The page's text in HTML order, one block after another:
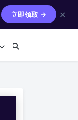
立即領取 ✕